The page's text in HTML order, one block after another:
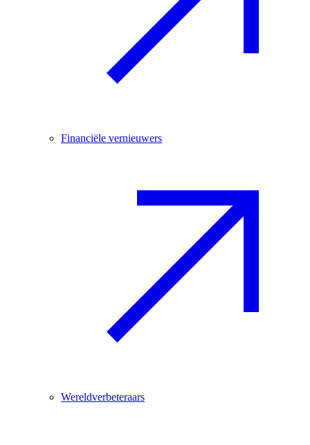
Financiële vernieuwers
Wereldverbeteraars